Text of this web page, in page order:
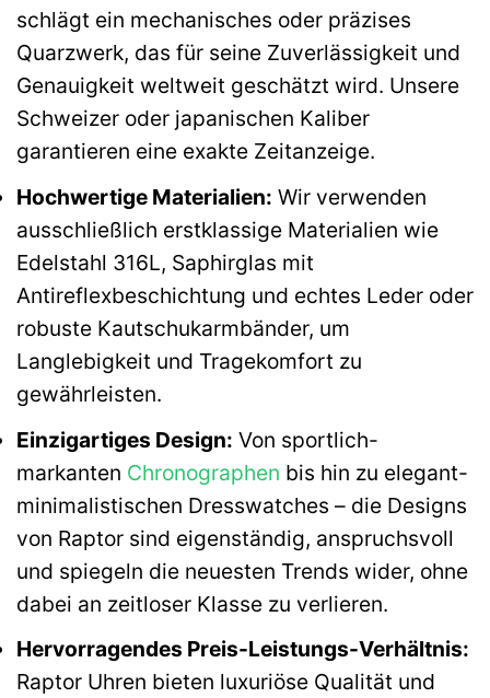
schlägt ein mechanisches oder präzises
Quarzwerk, das für seine Zuverlässigkeit und
Genauigkeit weltweit geschätzt wird. Unsere
Schweizer oder japanischen Kaliber
garantieren eine exakte Zeitanzeige.
Hochwertige Materialien: Wir verwenden
ausschließlich erstklassige Materialien wie
Edelstahl 316L, Saphirglas mit
Antireflexbeschichtung und echtes Leder oder
robuste Kautschukarmbänder, um
Langlebigkeit und Tragekomfort zu
gewährleisten.
Einzigartiges Design: Von sportlich-
markanten Chronographen bis hin zu elegant-
minimalistischen Dresswatches – die Designs
von Raptor sind eigenständig, anspruchsvoll
und spiegeln die neuesten Trends wider, ohne
dabei an zeitloser Klasse zu verlieren.
Hervorragendes Preis-Leistungs-Verhältnis:
Raptor Uhren bieten luxuriöse Qualität und